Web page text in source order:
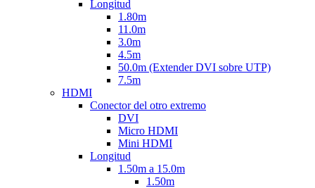
Longitud
1.80m
11.0m
3.0m
4.5m
50.0m (Extender DVI sobre UTP)
7.5m
HDMI
Conector del otro extremo
DVI
Micro HDMI
Mini HDMI
Longitud
1.50m a 15.0m
1.50m